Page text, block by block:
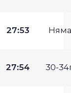
27:53 Няма
27:54 30-